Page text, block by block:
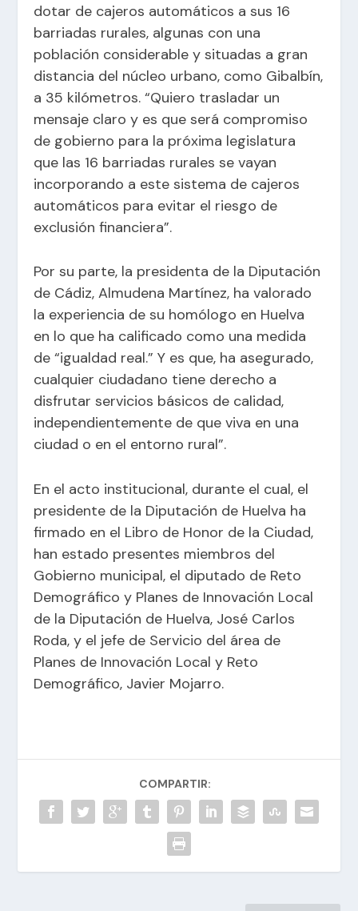
dotar de cajeros automáticos a sus 16
barriadas rurales, algunas con una
población considerable y situadas a gran
distancia del núcleo urbano, como Gibalbín,
a 35 kilómetros. “Quiero trasladar un
mensaje claro y es que será compromiso
de gobierno para la próxima legislatura
que las 16 barriadas rurales se vayan
incorporando a este sistema de cajeros
automáticos para evitar el riesgo de
exclusión financiera”.
Por su parte, la presidenta de la Diputación
de Cádiz, Almudena Martínez, ha valorado
la experiencia de su homólogo en Huelva
en lo que ha calificado como una medida
de “igualdad real.” Y es que, ha asegurado,
cualquier ciudadano tiene derecho a
disfrutar servicios básicos de calidad,
independientemente de que viva en una
ciudad o en el entorno rural”.
En el acto institucional, durante el cual, el
presidente de la Diputación de Huelva ha
firmado en el Libro de Honor de la Ciudad,
han estado presentes miembros del
Gobierno municipal, el diputado de Reto
Demográfico y Planes de Innovación Local
de la Diputación de Huelva, José Carlos
Roda, y el jefe de Servicio del área de
Planes de Innovación Local y Reto
Demográfico, Javier Mojarro.
COMPARTIR: